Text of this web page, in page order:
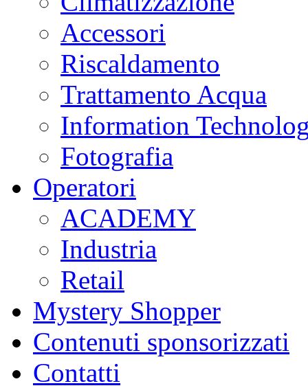
Accessori
Riscaldamento
Trattamento Acqua
Information
Fotografia
Operatori
ACADEMY
Industria
Retail
Mystery Shopper
Contenuti sponsorizzati
Contatti